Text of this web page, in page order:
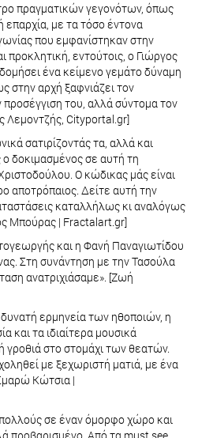
πραγματικών γεγονότων, όπως
με τα τόσο έντονα
που εμφανίστηκαν στην
προκλητική, εντούτοις, ο Γιώργος
ένα κείμενο γεμάτο δύναμη
στην αρχή ξαφνιάζει τον
του, αλλά σύντομα τον
Λεμοντζής, Cityportal.gr]
σατιρίζοντάς τα, αλλά και
δοκιμασμένος σε αυτή τη
Ο κώδικας μάς είναι
αποτρόπαιος. Δείτε αυτή την
καταλλήλως κι αναλόγως
Μπούρας | Fractalart.gr]
και η Φανή Παναγιωτίδου
Στη συνάντηση με την Τασούλα
ανατριχιάσαμε». [Ζωή
ερμηνεία των ηθοποιών, η
και τα ιδιαίτερα μουσικά
γροθιά στο στομάχι των θεατών.
με ξεχωριστή ματιά, με ένα
Κώτσια |
σε έναν όμορφο χώρο και